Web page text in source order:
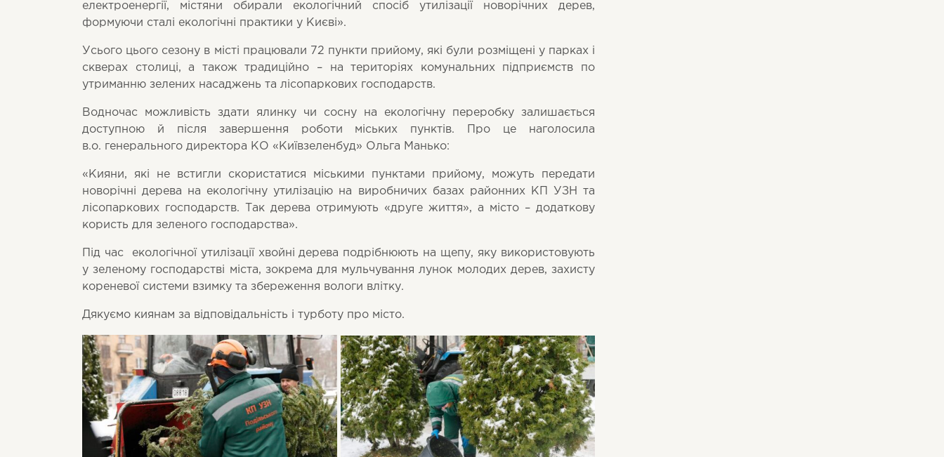
електроенергії, містяни обирали екологічний спосіб утилізації новорічних дерев,
формуючи сталі екологічні практики у Києві».
Усього цього сезону в місті працювали 72 пункти прийому, які були розміщені у парках і
скверах столиці, а також традиційно – на територіях комунальних підприємств по
утриманню зелених насаджень та лісопаркових господарств.
Водночас можливість здати ялинку чи сосну на екологічну переробку залишається
доступною й після завершення роботи міських пунктів. Про це наголосила
в.о. генерального директора КО «Київзеленбуд» Ольга Манько:
«Кияни, які не встигли скористатися міськими пунктами прийому, можуть передати
новорічні дерева на екологічну утилізацію на виробничих базах районних КП УЗН та
лісопаркових господарств. Так дерева отримують «друге життя», а місто – додаткову
користь для зеленого господарства».
Під час екологічної утилізації хвойні дерева подрібнюють на щепу, яку використовують
у зеленому господарстві міста, зокрема для мульчування лунок молодих дерев, захисту
кореневої системи взимку та збереження вологи влітку.
Дякуємо киянам за відповідальність і турботу про місто.